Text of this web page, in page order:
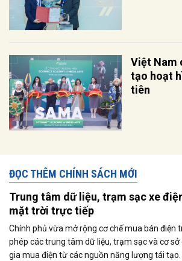
Việt Nam
tạo hoạt
tiên
ĐỌC THÊM CHÍNH SÁCH MỚI
Trung tâm dữ liệu, trạm sạc xe
mặt trời trực tiếp
Chính phủ vừa mở rộng cơ chế mua bán điện
phép các trung tâm dữ liệu, trạm sạc và cơ sở
gia mua điện từ các nguồn năng lượng tái